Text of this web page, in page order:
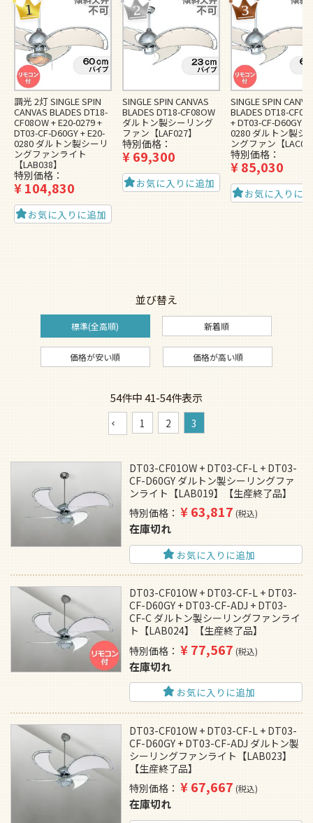
調光 2灯 SINGLE SPIN
CANVAS BLADES DT18-
CF08OW + E20-0279 +
DT03-CF-D60GY + E20-
0280 ダルトン製シーリ
ングファンライト
【LAB038】
特別価格
¥104,830
お気に入りに追加
SINGLE SPIN CANVAS
BLADES DT18-CF08OW
ダルトン製シーリング
ファン【LAF027】
特別価格
¥69,300
お気に入りに追加
SINGLE SPIN
BLADES DT18-
+ DT03-CF-D60GY +
0280 ダルトン製シ
ングファン【
特別価格
¥85,030
お気に入りに
並び替え
標準(全高順) 新着順
価格が安い順 価格が高い順
54件中41-54件表示
1 2 3
DT03-CF01OW + DT03-CF-L + DT03-
CF-D60GY ダルトン製シーリングファ
ンライト【LAB019】【生産終了品】
特別価格
¥63,817 税込
在庫切れ
お気に入りに追加
DT03-CF01OW + DT03-CF-L + DT03-
CF-D60GY + DT03-CF-ADJ + DT03-
CF-C ダルトン製シーリングファンライ
ト【LAB024】【生産終了品】
特別価格
¥77,567 税込
在庫切れ
お気に入りに追加
DT03-CF01OW + DT03-CF-L + DT03-
CF-D60GY + DT03-CF-ADJ ダルトン製
シーリングファンライト【LAB023】
【生産終了品】
特別価格
¥67,667 税込
在庫切れ